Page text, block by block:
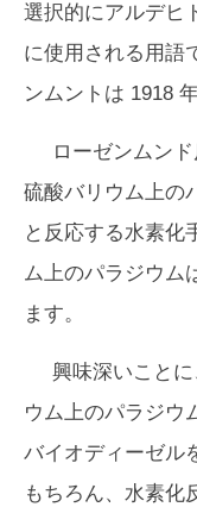
選択的にアルデヒ
に使用される用語
ンムントは 1918
ローゼンムン
硫酸バリウム上の
と反応する水素化
ム上のパラジウム
ます。
興味深いこと
ウム上のパラジウ
バイオディーゼル
もちろん、水素化